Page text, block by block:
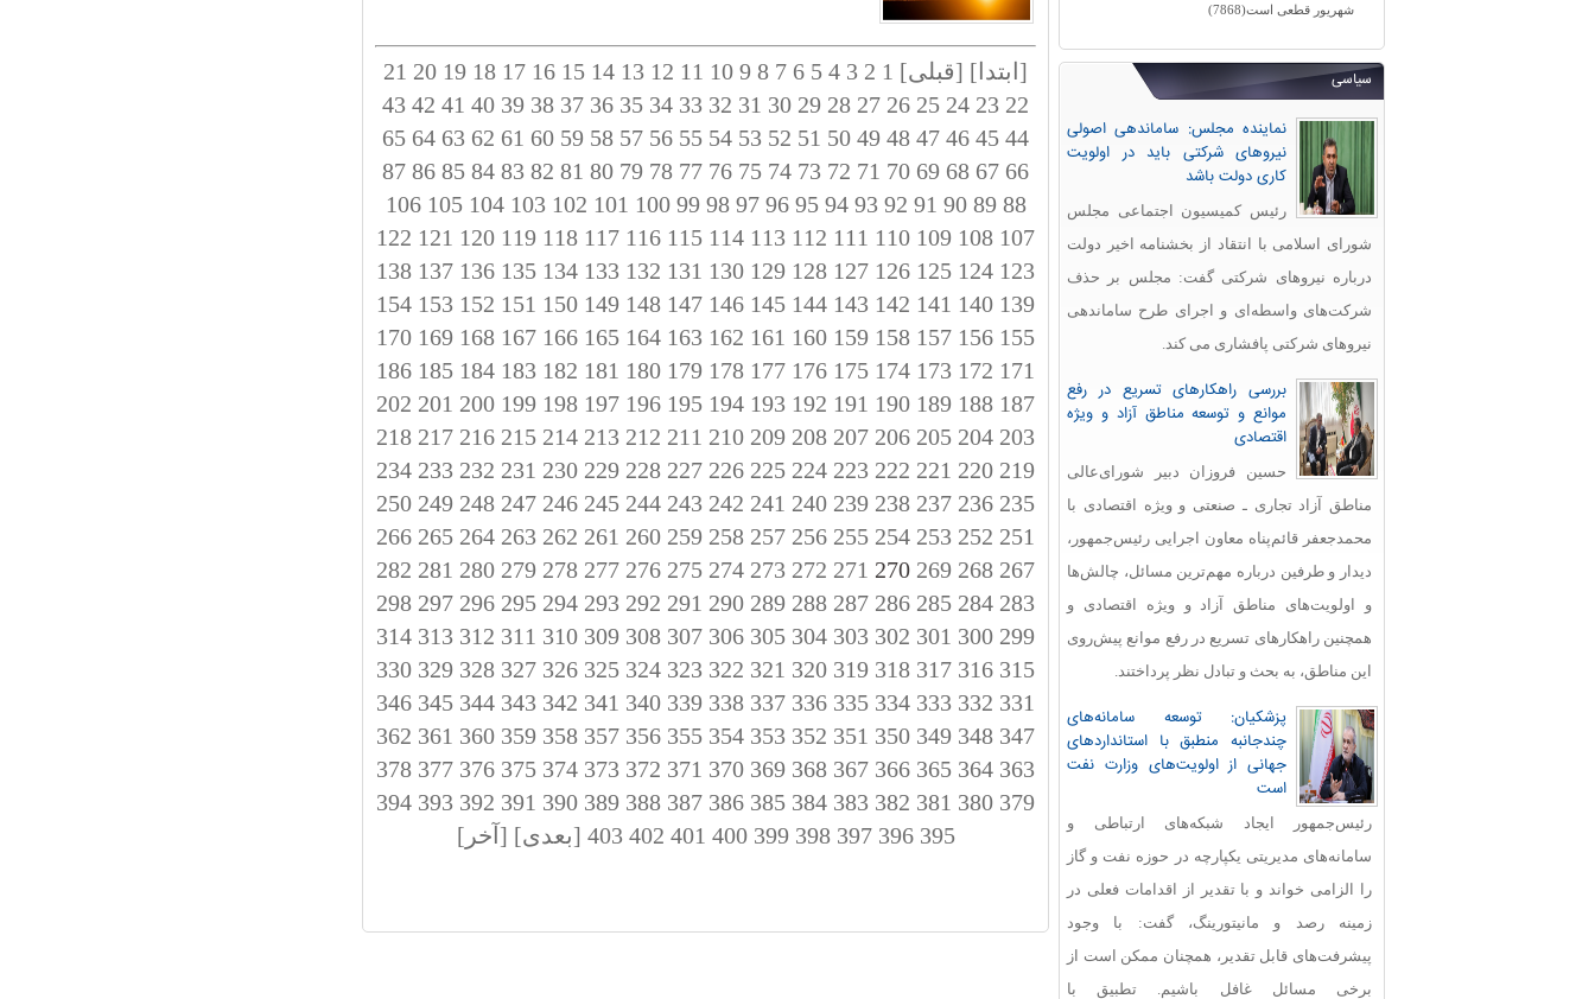
شهریور قطعی است(7868)
سیاسی
نماینده مجلس: ساماندهی اصولی
نیروهای شرکتی باید در اولویت
کاری دولت باشد
رئیس کمیسیون اجتماعی مجلس
شورای اسلامی با انتقاد از بخشنامه اخیر دولت
درباره نیروهای شرکتی گفت: مجلس بر حذف
شرکت‌های واسطه‌ای و اجرای طرح ساماندهی
نیروهای شرکتی پافشاری می کند.
بررسی راهکارهای تسریع در رفع
موانع و توسعه مناطق آزاد و ویژه
اقتصادی
حسین فروزان دبیر شورای‌عالی
مناطق آزاد تجاری ـ صنعتی و ویژه اقتصادی با
محمدجعفر قائم‌پناه معاون اجرایی رئیس‌جمهور،
دیدار و طرفین درباره مهم‌ترین مسائل، چالش‌ها
و اولویت‌های مناطق آزاد و ویژه اقتصادی و
همچنین راهکارهای تسریع در رفع موانع پیش‌روی
این مناطق، به بحث و تبادل نظر پرداختند.
پزشکیان: توسعه سامانه‌های
چندجانبه منطبق با استانداردهای
جهانی از اولویت‌های وزارت نفت
است
رئیس‌جمهور ایجاد شبکه‌های ارتباطی و
سامانه‌های مدیریتی یکپارچه در حوزه نفت و گاز
را الزامی خواند و با تقدیر از اقدامات فعلی در
زمینه رصد و مانیتورینگ، گفت: با وجود
پیشرفت‌های قابل‌ تقدیر، همچنان ممکن است از
برخی مسائل غافل باشیم. تطبیق با
[ابتدا] [قبلی] 1
2
3
4
5
6
7
8
9
10
11
12
13
14
15
16
17
18
19
20
21
22
23
24
25
26
27
28
29
30
31
32
33
34
35
36
37
38
39
40
41
42
43
44
45
46
47
48
49
50
51
52
53
54
55
56
57
58
59
60
61
62
63
64
65
66
67
68
69
70
71
72
73
74
75
76
77
78
79
80
81
82
83
84
85
86
87
88
89
90
91
92
93
94
95
96
97
98
99
100
101
102
103
104
105
106
107
108
109
110
111
112
113
114
115
116
117
118
119
120
121
122
123
124
125
126
127
128
129
130
131
132
133
134
135
136
137
138
139
140
141
142
143
144
145
146
147
148
149
150
151
152
153
154
155
156
157
158
159
160
161
162
163
164
165
166
167
168
169
170
171
172
173
174
175
176
177
178
179
180
181
182
183
184
185
186
187
188
189
190
191
192
193
194
195
196
197
198
199
200
201
202
203
204
205
206
207
208
209
210
211
212
213
214
215
216
217
218
219
220
221
222
223
224
225
226
227
228
229
230
231
232
233
234
235
236
237
238
239
240
241
242
243
244
245
246
247
248
249
250
251
252
253
254
255
256
257
258
259
260
261
262
263
264
265
266
267
268
269
271
272
273
274
275
276
277
278
279
280
281
282
283
284
285
286
287
288
289
290
291
292
293
294
295
296
297
298
299
300
301
302
303
304
305
306
307
308
309
310
311
312
313
314
315
316
317
318
319
320
321
322
323
324
325
326
327
328
329
330
331
332
333
334
335
336
337
338
339
340
341
342
343
344
345
346
347
348
349
350
351
352
353
354
355
356
357
358
359
360
361
362
363
364
365
366
367
368
369
370
371
372
373
374
375
376
377
378
379
380
381
382
383
384
385
386
387
388
389
390
391
392
393
394
395
396
397
398
399
400
401
402
403 [بعدی] [آخر]